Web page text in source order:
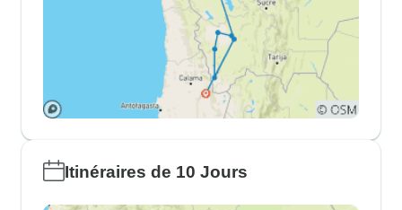
Itinéraires de 10 Jours